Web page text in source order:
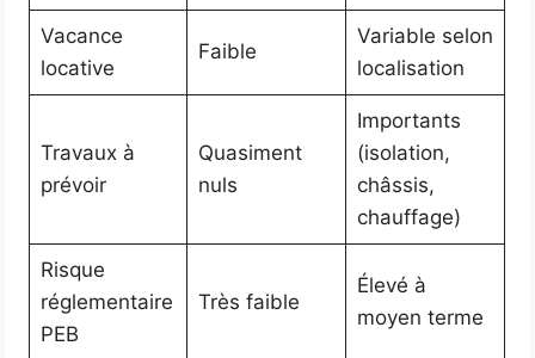
Vacance
locative
Faible
Variable selon
localisation
Travaux à
prévoir
Quasiment
nuls
Importants
(isolation,
châssis,
chauffage)
Risque
réglementaire
PEB
Très faible
Élevé à
moyen terme